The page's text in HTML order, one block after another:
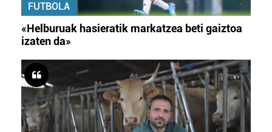
FUTBOLA
«Helburuak hasieratik markatzea beti gaiztoa
izaten da»